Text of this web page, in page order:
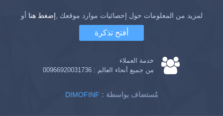
لمزيد من المعلومات حول إحصائيات موارد موقعك ,إضغط هنا أو
أفتح تذكرة
خدمة العملاء
من جميع أنحاء العالم : 00966920031736
DIMOFINF : مُستضاف بواسطة